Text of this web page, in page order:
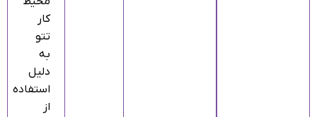
کار
تتو
به
دلیل
استفاده
از